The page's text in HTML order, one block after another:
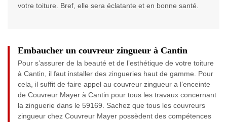
votre toiture. Bref, elle sera éclatante et en bonne santé.
Embaucher un couvreur zingueur à Cantin
Pour s’assurer de la beauté et de l’esthétique de votre toiture
à Cantin, il faut installer des zingueries haut de gamme. Pour
cela, il suffit de faire appel au couvreur zingueur a l’enceinte
de Couvreur Mayer à Cantin pour tous les travaux concernant
la zinguerie dans le 59169. Sachez que tous les couvreurs
zingueur chez Couvreur Mayer possèdent des compétences